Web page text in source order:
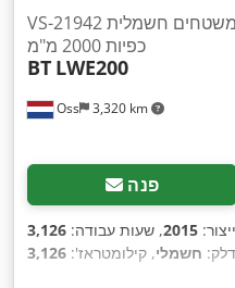
Oss 3,320 km
VS-21942 משאית משטחים חשמלית BT
כפיות 2000 מ"מ
BT LWE200
פנה
2015, שעות עבודה:
חשמלי, קילומטראז': 3,126